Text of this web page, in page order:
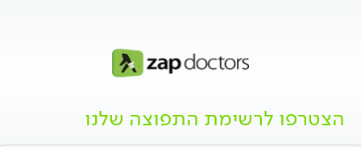
הצטרפו לרשימת התפוצה שלנו